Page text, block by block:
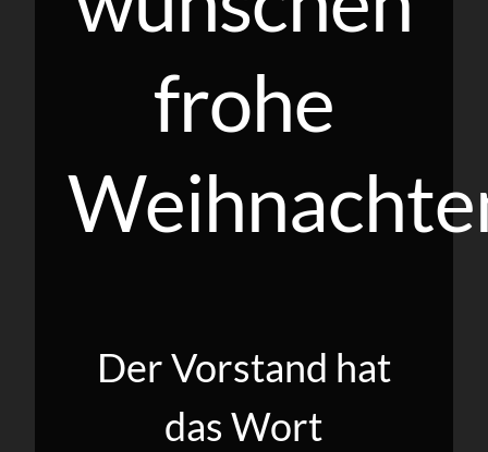
frohe
Der Vorstand hat
das Wort